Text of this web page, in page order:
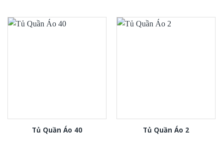
Tủ Quần Áo 40 Tủ Quần Áo 2